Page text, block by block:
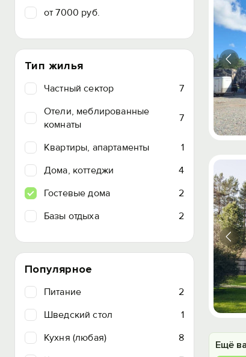
от 7000 руб.
Тип жилья
Частный сектор
7
Отели, меблированные
комнаты
7
Квартиры, апартаменты
1
Дома, коттеджи
4
Гостевые дома
2
Базы отдыха
2
Популярное
Питание
2
Шведский стол
1
Кухня (любая)
8
Ещё